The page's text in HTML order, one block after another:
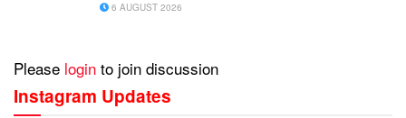
6 AUGUST 2026
Please login to join discussion
Instagram Updates